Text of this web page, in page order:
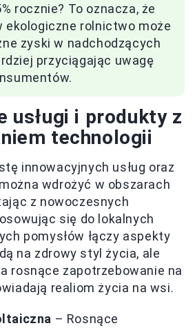
rocznie? To oznacza, że
ekologiczne rolnictwo może
zyski w nadchodzących
przyciągając uwagę
usługi i produkty z
technologii
innowacyjnych usług oraz
wdrożyć w obszarach
z nowoczesnych
się do lokalnych
pomysłów łączy aspekty
na zdrowy styl życia, ale
rosnące zapotrzebowanie na
realiom życia na wsi.
– Rosnące